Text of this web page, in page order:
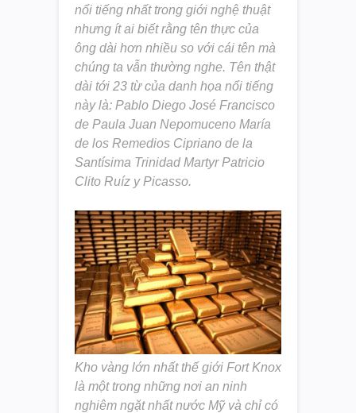
nổi tiếng nhất trong giới nghệ thuật
nhưng ít ai biết rằng tên thực của
ông dài hơn nhiều so với cái tên mà
chúng ta vẫn thường nghe. Tên thật
dài tới 23 từ của danh họa nổi tiếng
này là: Pablo Diego José Francisco
de Paula Juan Nepomuceno María
de los Remedios Cipriano de la
Santísima Trinidad Martyr Patricio
Clito Ruíz y Picasso.
Kho vàng lớn nhất thế giới Fort Knox
là một trong những nơi an ninh
nghiêm ngặt nhất nước Mỹ và chỉ có